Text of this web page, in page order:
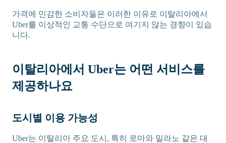
가격에 민감한 소비자들은 이러한 이유로 이탈리아에서
Uber를 이상적인 교통 수단으로 여기지 않는 경향이 있습
니다.
이탈리아에서 Uber는 어떤 서비스를
제공하나요
도시별 이용 가능성
Uber는 이탈리아 주요 도시, 특히 로마와 밀라노 같은 대